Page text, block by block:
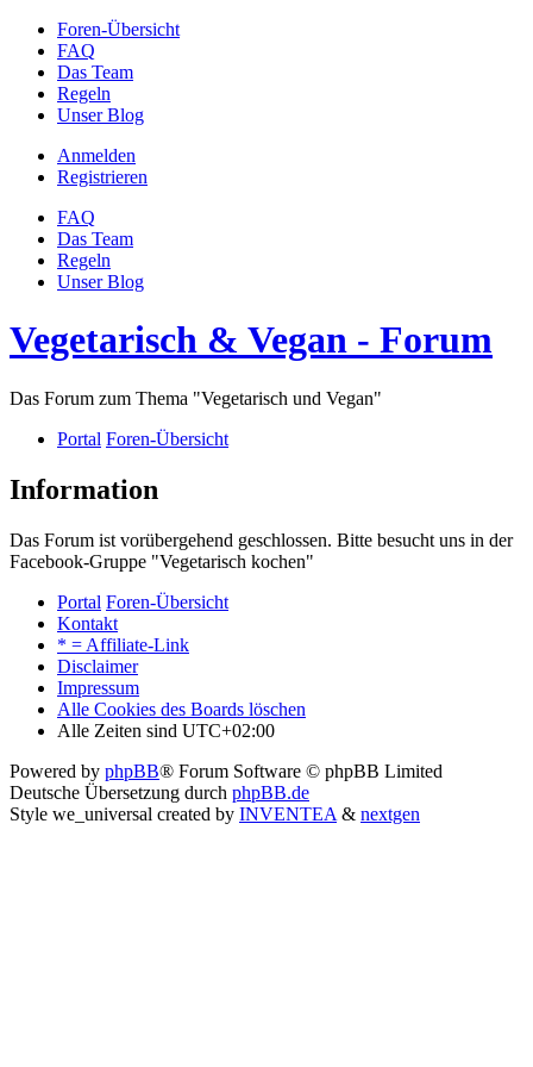
Foren-Übersicht
FAQ
Das Team
Regeln
Unser Blog
Anmelden
Registrieren
FAQ
Das Team
Regeln
Unser Blog
Vegetarisch & Vegan - Forum
Das Forum zum Thema "Vegetarisch und Vegan"
Portal Foren-Übersicht
Information
Das Forum ist vorübergehend geschlossen. Bitte besucht uns in der
Facebook-Gruppe "Vegetarisch kochen"
Portal Foren-Übersicht
Kontakt
* = Affiliate-Link
Disclaimer
Impressum
Alle Cookies des Boards löschen
Alle Zeiten sind UTC+02:00
Powered by phpBB® Forum Software © phpBB Limited
Deutsche Übersetzung durch phpBB.de
Style we_universal created by INVENTEA & nextgen